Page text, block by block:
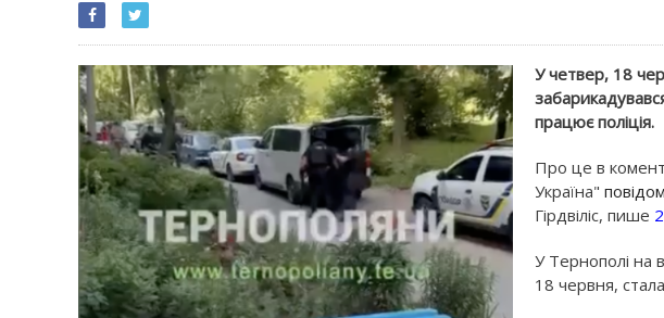
У четвер, 18
працює поліція.
Про це в
Україна"
Гірдвіліс, пише
У Тернополі на
18 червня,